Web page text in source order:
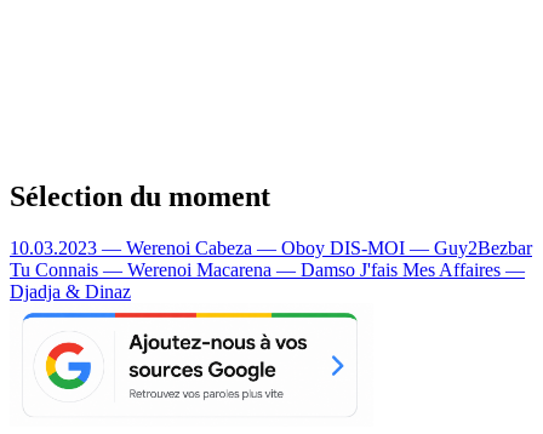
Sélection du moment
10.03.2023 — Werenoi Cabeza — Oboy DIS-MOI — Guy2Bezbar
Tu Connais — Werenoi Macarena — Damso J'fais Mes Affaires —
Djadja & Dinaz